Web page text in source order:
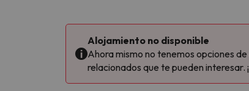
Alojamiento no disponible
Ahora mismo no tenemos opciones
relacionados que te pueden interesar.